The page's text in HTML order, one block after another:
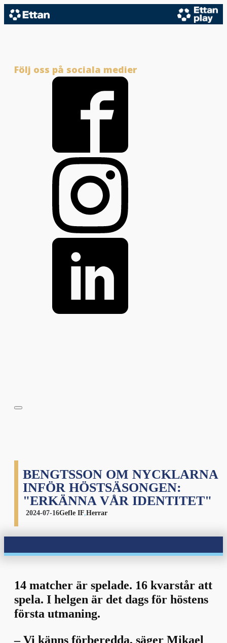
Följ oss på sociala medier
BENGTSSON OM NYCKLARNA
INFÖR HÖSTSÄSONGEN:
"ERKÄNNA VÅR IDENTITET"
2024-07-16Gefle IF,Herrar
14 matcher är spelade. 16 kvarstår att
spela. I helgen är det dags för höstens
första utmaning.
– Vi känns förberedda, säger Mikael